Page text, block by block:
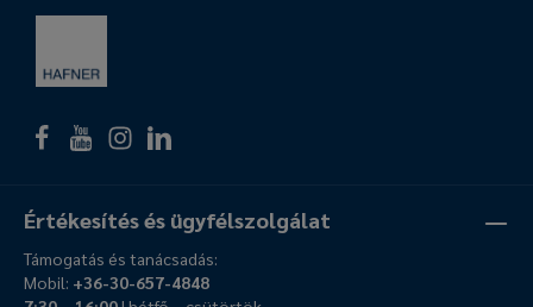
Értékesítés és ügyfélszolgálat
Támogatás és tanácsadás:
Mobil: +36-30-657-4848